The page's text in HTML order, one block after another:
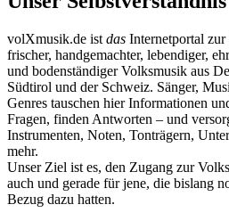
volXmusik.de ist das Internetportal
frischer, handgemachter, lebendiger,
und bodenständiger Volksmusik aus
Südtirol und der Schweiz. Sänger,
Genres tauschen hier Informationen
Fragen, finden Antworten – und
Instrumenten, Noten, Tonträgern,
mehr.
Unser Ziel ist es, den Zugang zur
auch und gerade für jene, die bislang
Bezug dazu hatten.